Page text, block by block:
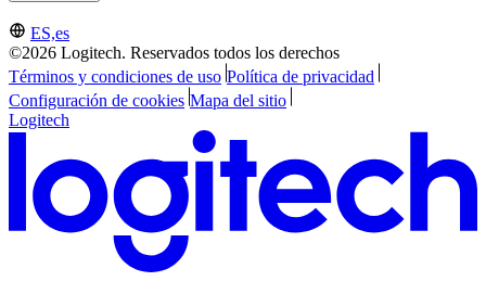
ES,es
©2026 Logitech. Reservados todos los derechos
Términos y condiciones de uso Política de privacidad
Configuración de cookies Mapa del sitio
Logitech